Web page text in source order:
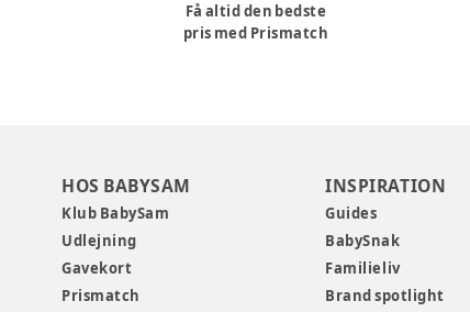
Få altid den bedste
pris med Prismatch
HOS BABYSAM
Klub BabySam
Udlejning
Gavekort
Prismatch
INSPIRATION
Guides
BabySnak
Familieliv
Brand spotlight